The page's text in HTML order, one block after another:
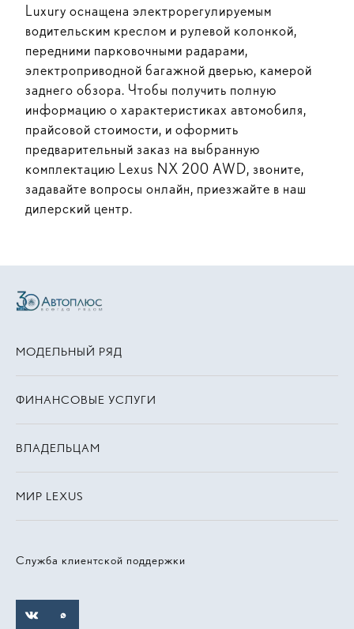
Luxury оснащена электрорегулируемым
водительским креслом и рулевой колонкой,
передними парковочными радарами,
электроприводной багажной дверью, камерой
заднего обзора. Чтобы получить полную
информацию о характеристиках автомобиля,
прайсовой стоимости, и оформить
предварительный заказ на выбранную
комплектацию Lexus NX 200 AWD, звоните,
задавайте вопросы онлайн, приезжайте в наш
дилерский центр.
Служба клиентской поддержки
МОДЕЛЬНЫЙ РЯД
ФИНАНСОВЫЕ УСЛУГИ
ВЛАДЕЛЬЦАМ
МИР LEXUS